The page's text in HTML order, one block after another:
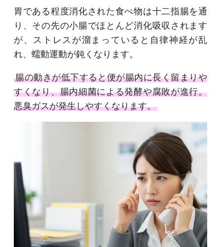
胃である程度消化された食べ物は十二指腸を通
り、その先の小腸でほとんど消化吸収されます
が、ストレスが溜まっていると自律神経が乱
れ、蠕動運動が鈍くなります。
腸の動きが低下すると便が腸内に長く留まりや
すくなり、腸内細菌による発酵や腐敗が進行。
悪臭ガスが発生しやすくなります。